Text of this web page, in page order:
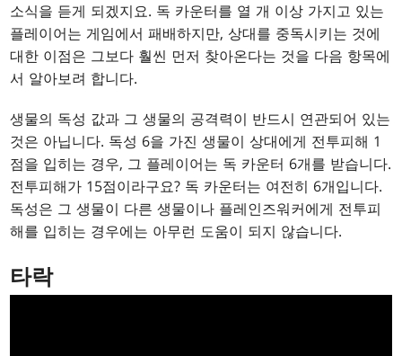
소식을 듣게 되겠지요. 독 카운터를 열 개 이상 가지고 있는
플레이어는 게임에서 패배하지만, 상대를 중독시키는 것에
대한 이점은 그보다 훨씬 먼저 찾아온다는 것을 다음 항목에
서 알아보려 합니다.
생물의 독성 값과 그 생물의 공격력이 반드시 연관되어 있는
것은 아닙니다. 독성 6을 가진 생물이 상대에게 전투피해 1
점을 입히는 경우, 그 플레이어는 독 카운터 6개를 받습니다.
전투피해가 15점이라구요? 독 카운터는 여전히 6개입니다.
독성은 그 생물이 다른 생물이나 플레인즈워커에게 전투피
해를 입히는 경우에는 아무런 도움이 되지 않습니다.
타락